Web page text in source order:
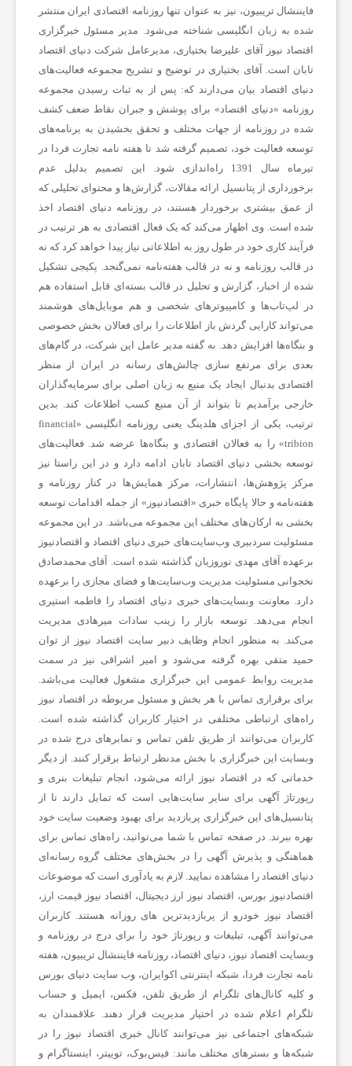
فایننشال تریبیون، نیز به عنوان تنها روزنامه اقتصادی ایران منتشر
شده به زبان انگلیسی شناخته می‌شود. مدیر مسئول خبرگزاری
اقتصاد نیوز آقای علیرضا بختیاری، مدیرعامل شرکت دنیای اقتصاد
تابان است. آقای بختیاری در توضیح و تشریح مجموعه فعالیت‌های
دنیای اقتصاد بیان می‌دارند که: پس از به ثبات رسیدن مجموعه
روزنامه «دنیای اقتصاد» برای پوشش و جبران نقاط ضعف کشف
شده در روزنامه از جهات مختلف و تحقق بخشیدن به برنامه‌های
توسعه فعالیت خود، تصمیم گرفته شد تا هفته نامه تجارت فردا در
تیرماه سال 1391 راه‌اندازی شود. این تصمیم بدلیل عدم
برخورداری از پتانسیل ارائه مقالات، گزارش‌ها و محتوای تحلیلی که
از عمق بیشتری برخوردار هستند، در روزنامه دنیای اقتصاد اخذ
شده است. وی اظهار می‌کند که یک فعال اقتصادی به هر ترتیب در
فرآیند کاری خود در طول روز به اطلاعاتی نیاز پیدا خواهد کرد که نه
در قالب روزنامه و نه در قالب هفته‌نامه نمی‌گنجد. پکیجی تشکیل
شده از اخبار، گزارش و تحلیل در قالب بسته‌ای قابل استفاده هم
در لپ‌تاب‌ها و کامپیوترهای شخصی و هم موبایل‌های هوشمند
می‌تواند کارایی گردش باز اطلاعات را برای فعالان بخش خصوصی
و بنگاه‌ها افزایش دهد. به گفته مدیر عامل این شرکت، در گام‌های
بعدی برای مرتفع سازی چالش‌های رسانه در ایران از منظر
اقتصادی بدنبال ایجاد یک منبع به زبان اصلی برای سرمایه‌گذاران
خارجی برآمدیم تا بتواند از آن منبع کسب اطلاعات کند. بدین
ترتیب، یکی از اجزای هلدینگ یعنی روزنامه انگلیسی «financial
tribion» را به فعالان اقتصادی و بنگاه‌ها عرضه شد. فعالیت‌های
توسعه بخشی دنیای اقتصاد تابان ادامه دارد و در این راستا نیز
مرکز پژوهش‌ها، انتشارات، مرکز همایش‌ها در کنار روزنامه و
هفته‌نامه و حالا پایگاه خبری «اقتصادنیوز» از جمله اقدامات توسعه
بخشی به ارکان‌های مختلف این مجموعه می‌باشد. در این مجموعه
مسئولیت سردبیری وب‌سایت‌های خبری دنیای اقتصاد و اقتصادنیوز
برعهده آقای مهدی نوروزیان گذاشته شده است. آقای محمدصادق
نخجوانی مسئولیت مدیریت وب‌سایت‌ها و فضای مجازی را برعهده
دارد. معاونت وبسایت‌های خبری دنیای اقتصاد را فاطمه استیری
انجام می‌دهد. توسعه بازار را زینب سادات میرهادی مدیریت
می‌کند. به منظور انجام وظایف دبیر سایت اقتصاد نیوز از توان
حمید متقی بهره گرفته می‌شود و امیر اشراقی نیز در سمت
مدیریت روابط عمومی این خبرگزاری مشغول فعالیت می‌باشد.
برای برقراری تماس با هر بخش و مسئول مربوطه در اقتصاد نیوز
راه‌های ارتباطی مختلفی در اختیار کاربران گذاشته شده است.
کاربران می‌توانند از طریق تلفن تماس و نمابرهای درج شده در
وبسایت این خبرگزاری با بخش مدنظر ارتباط برقرار کنند. از دیگر
خدماتی که در اقتصاد نیوز ارائه می‌شود، انجام تبلیغات بنری و
رپورتاژ آگهی برای سایر سایت‌هایی است که تمایل دارند تا از
پتانسیل‌های این خبرگزاری پربازدید برای بهبود وضعیت سایت خود
بهره ببرند. در صفحه تماس با شما می‌توانید، راه‌های تماس برای
هماهنگی و پذیرش آگهی را در بخش‌های مختلف گروه رسانه‌ای
دنیای اقتصاد را مشاهده نمایید. لازم به یادآوری است که موضوعات
اقتصادنیوز بورس، اقتصاد نیوز ارز دیجیتال، اقتصاد نیوز قیمت ارز،
اقتصاد نیوز خودرو از پربازدیدترین های روزانه هستند. کاربران
می‌توانند آگهی، تبلیغات و رپورتاژ خود را برای درج در روزنامه و
وبسایت اقتصاد نیوز، دنیای اقتصاد، روزنامه فایننشال تریبیون، هفته
نامه تجارت فردا، شبکه اینترنتی اکوایران، وب سایت دنیای بورس
و کلیه کانال‌های تلگرام از طریق تلفن، فکس، ایمیل و حساب
تلگرام اعلام شده در اختیار مدیریت قرار دهند. علاقمندان به
شبکه‎‌های اجتماعی نیز می‌توانند کانال خبری اقتصاد نیوز را در
شبکه‌ها و بسترهای مختلف مانند: فیس‌بوک، توییتر، اینستاگرام و